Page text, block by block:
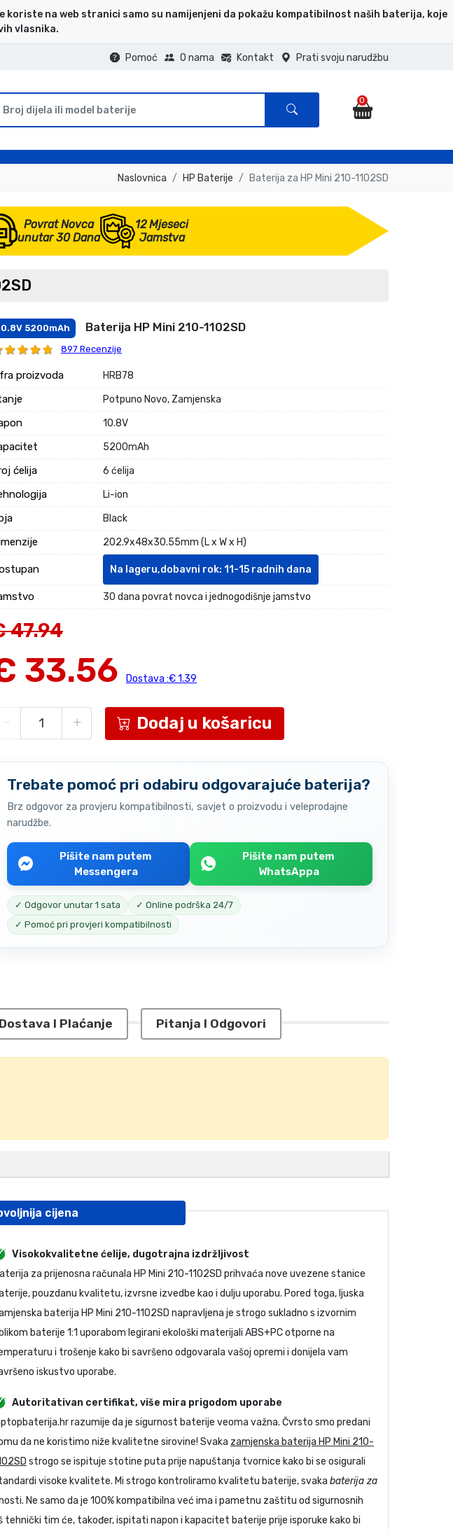
koriste na web stranici samo su namijenjeni da pokažu kompatibilnost naših baterija, koje
vlasnika.
Prati svoju narudžbu
Kontakt
O nama
Pomoć
0
Naslovnica HP Baterije Baterija za HP Mini 210-1102SD
Povrat Novca
unutar 30 Dana
12 Mjeseci
Jamstva
5200mAh Baterija HP Mini 210-1102SD
897 Recenzije
proizvoda HRB78
Potpuno Novo, Zamjenska
10.8V
5200mAh
ćelija 6 ćelija
Li-ion
Black
202.9x48x30.55mm (L x W x H)
Na lageru,dobavni rok: 11-15 radnih dana
30 dana povrat novca i jednogodišnje jamstvo
47.94
33.56 Dostava :€ 1.39
Dodaj u košaricu
Trebate pomoć pri odabiru odgovarajuće baterija?
Brz odgovor za provjeru kompatibilnosti, savjet o proizvodu i veleprodajne
narudžbe.
Pišite nam putem
Messengera
Pišite nam putem
WhatsAppa
✓ Odgovor unutar 1 sata
✓ Online podrška 24/7
✓ Pomoć pri provjeri kompatibilnosti
Dostava I Plaćanje Pitanja I Odgovori
cijena
Visokokvalitetne ćelije, dugotrajna izdržljivost
za prijenosna računala HP Mini 210-1102SD prihvaća nove uvezene stanice
pouzdanu kvalitetu, izvrsne izvedbe kao i dulju uporabu. Pored toga, ljuska
baterija HP Mini 210-1102SD napravljena je strogo sukladno s izvornim
baterije 1:1 uporabom legirani ekološki materijali ABS+PC otporne na
i trošenje kako bi savršeno odgovarala vašoj opremi i donijela vam
iskustvo uporabe.
Autoritativan certifikat, više mira prigodom uporabe
razumije da je sigurnost baterije veoma važna. Čvrsto smo predani
da ne koristimo niže kvalitetne sirovine! Svaka zamjenska baterija HP Mini 210-
strogo se ispituje stotine puta prije napuštanja tvornice kako bi se osigurali
visoke kvalitete. Mi strogo kontroliramo kvalitetu baterije, svaka baterija za
Ne samo da je 100% kompatibilna već ima i pametnu zaštitu od sigurnosnih
tim će, također, ispitati napon i kapacitet baterije prije isporuke kako bi